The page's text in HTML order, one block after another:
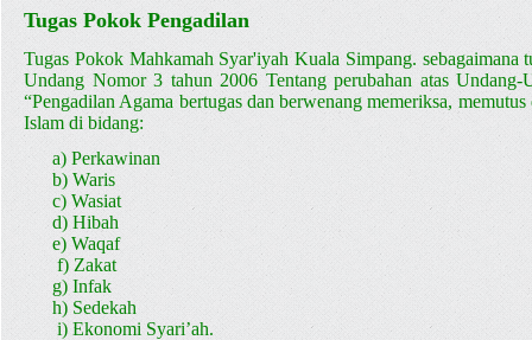
Tugas
Pokok
Fung...
Tugas Pokok Pengadilan
Tugas Pokok Mahkamah Syar'iyah Kuala Simpang.
Undang Nomor 3 tahun 2006 Tentang perubahan atas
“Pengadilan Agama bertugas dan berwenang memeriksa,
Islam di bidang:
a) Perkawinan
b) Waris
c) Wasiat
d) Hibah
e) Waqaf
f) Zakat
g) Infak
h) Sedekah
i) Ekonomi Syari’ah.